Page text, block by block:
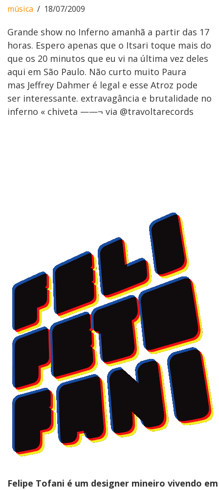
música 18/07/2009
Grande show no Inferno amanhã a partir das 17
horas. Espero apenas que o Itsari toque mais do
que os 20 minutos que eu vi na última vez deles
aqui em São Paulo. Não curto muito Paura
mas Jeffrey Dahmer é legal e esse Atroz pode
ser interessante. extravagância e brutalidade no
inferno « chiveta ——¬ via @travoltarecords
Felipe Tofani é um designer mineiro vivendo em